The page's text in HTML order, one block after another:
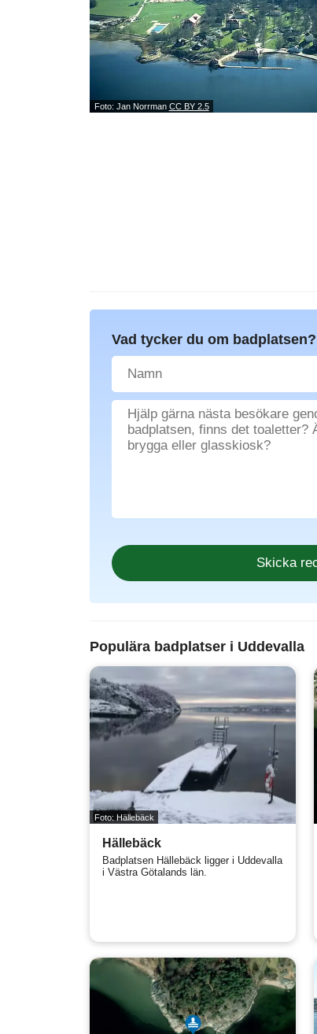
Foto: Jan Norrman CC BY 2.5
Vad tycker du om badplatsen?
Populära badplatser i Uddevalla
Foto: Hällebäck
Hällebäck
Badplatsen Hällebäck ligger i Uddevalla
i Västra Götalands län.